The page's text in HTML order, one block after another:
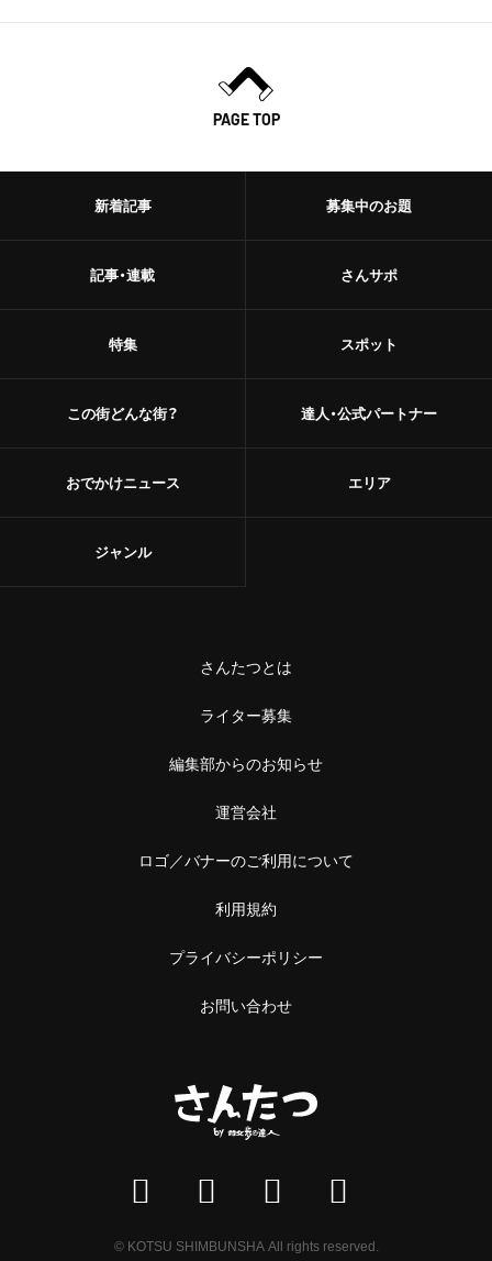
PAGE TOP
新着記事
記事・連載
特集
この街どんな街？
おでかけニュース
募集中のお題
さんサポ
スポット
達人・公式パートナー
エリア
ジャンル
さんたつとは
ライター募集
編集部からのお知らせ
運営会社
ロゴ／バナーのご利用について
利用規約
プライバシーポリシー
お問い合わせ
© KOTSU SHIMBUNSHA All rights reserved.